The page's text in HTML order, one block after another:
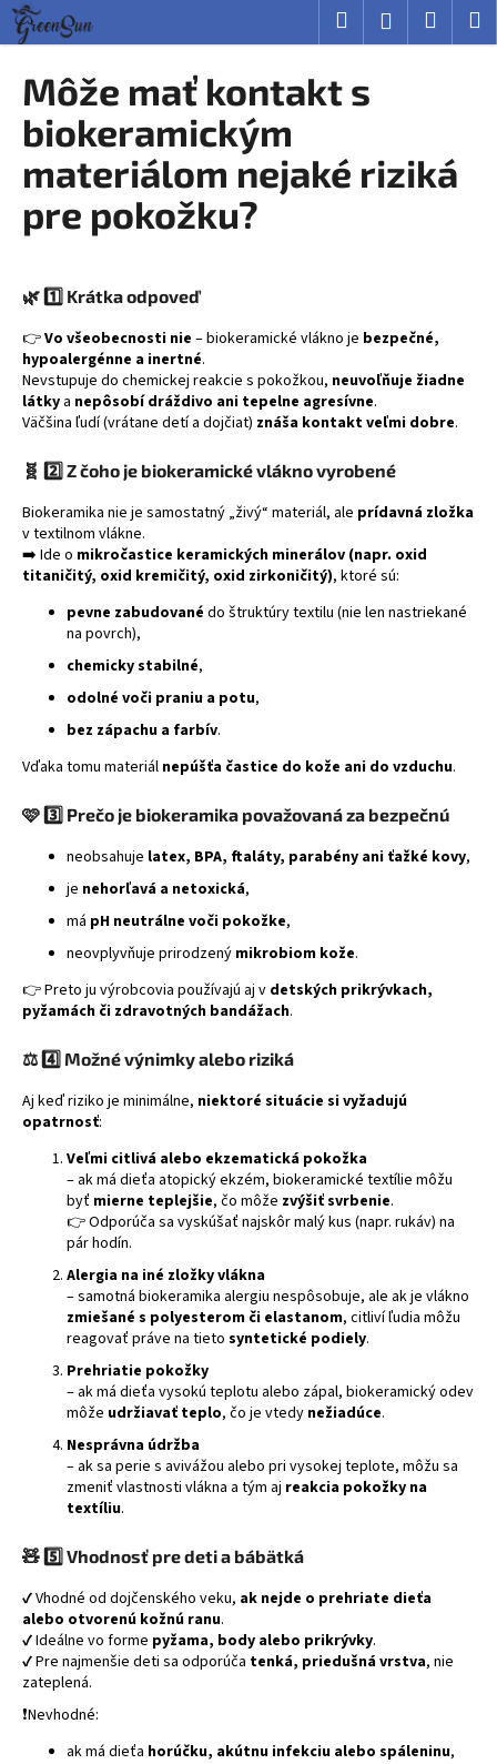
Prejsť
obsah
Hľadať Prihlásenie
Môže mať kontakt s
biokeramickým
materiálom nejaké riziká
pre pokožku?
🌿1️⃣ Krátka odpoveď
👉Vo všeobecnosti nie – biokeramické vlákno je bezpečné,
hypoalergénne a inertné.
Nevstupuje do chemickej reakcie s pokožkou, neuvoľňuje žiadne
látky a nepôsobí dráždivo ani tepelne agresívne.
Väčšina ľudí (vrátane detí a dojčiat) znáša kontakt veľmi dobre.
🧬 2️⃣ Z čoho je biokeramické vlákno vyrobené
Biokeramika nie je samostatný „živý“ materiál, ale prídavná zložka
v textilnom vlákne.
➡️ Ide o mikročastice keramických minerálov (napr. oxid
titaničitý, oxid kremičitý, oxid zirkoničitý), ktoré sú:
pevne zabudované do štruktúry textilu (nie len nastriekané
na povrch),
chemicky stabilné,
odolné voči praniu a potu,
bez zápachu a farbív.
Vďaka tomu materiál nepúšťa častice do kože ani do vzduchu.
🩷3️⃣ Prečo je biokeramika považovaná za bezpečnú
neobsahuje latex, BPA, ftaláty, parabény ani ťažké kovy,
je nehorľavá a netoxická,
má pH neutrálne voči pokožke,
neovplyvňuje prirodzený mikrobiom kože.
👉 Preto ju výrobcovia používajú aj v detských prikrývkach,
pyžamách či zdravotných bandážach.
⚖️4️⃣ Možné výnimky alebo riziká
Aj keď riziko je minimálne, niektoré situácie si vyžadujú
opatrnosť:
Veľmi citlivá alebo ekzematická pokožka
– ak má dieťa atopický ekzém, biokeramické textílie môžu
byť mierne teplejšie, čo môže zvýšiť svrbenie.
👉 Odporúča sa vyskúšať najskôr malý kus (napr. rukáv) na
pár hodín.
Alergia na iné zložky vlákna
– samotná biokeramika alergiu nespôsobuje, ale ak je vlákno
zmiešané s polyesterom či elastanom, citliví ľudia môžu
reagovať práve na tieto syntetické podiely.
Prehriatie pokožky
– ak má dieťa vysokú teplotu alebo zápal, biokeramický odev
môže udržiavať teplo, čo je vtedy nežiadúce.
Nesprávna údržba
– ak sa perie s avivážou alebo pri vysokej teplote, môžu sa
zmeniť vlastnosti vlákna a tým aj reakcia pokožky na
textíliu.
🧸5️⃣ Vhodnosť pre deti a bábätká
✔️ Vhodné od dojčenského veku, ak nejde o prehriate dieťa
alebo otvorenú kožnú ranu.
✔️ Ideálne vo forme pyžama, body alebo prikrývky.
✔️ Pre najmenšie deti sa odporúča tenká, priedušná vrstva, nie
zateplená.
❗Nevhodné:
ak má dieťa horúčku, akútnu infekciu alebo spáleninu,
K
o
Č
o
p
o
t
e
u
j
e
e
á
j
s
HĽADAŤ